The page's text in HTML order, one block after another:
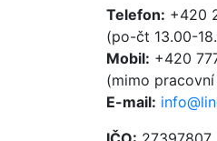
Telefon: +420
(po-čt 13.00-
Mobil: +420
(mimo
E-mail: